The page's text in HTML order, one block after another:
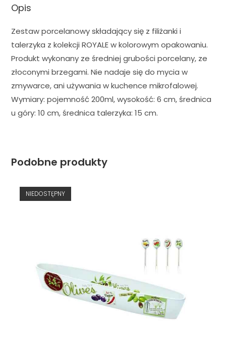
Opis
Zestaw porcelanowy składający się z filiżanki i
talerzyka z kolekcji ROYALE w kolorowym opakowaniu.
Produkt wykonany ze średniej grubości porcelany, ze
złoconymi brzegami. Nie nadaje się do mycia w
zmywarce, ani używania w kuchence mikrofalowej.
Wymiary: pojemność 200ml, wysokość: 6 cm, średnica
u góry: 10 cm, średnica talerzyka: 15 cm.
Podobne produkty
NIEDOSTĘPNY